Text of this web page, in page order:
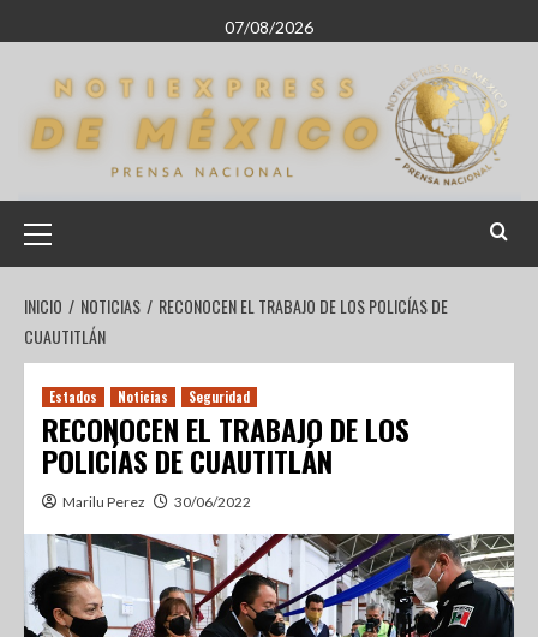
07/08/2026
INICIO NOTICIAS
RECONOCEN EL TRABAJO DE LOS POLICÍAS DE
CUAUTITLÁN
Estados Noticias Seguridad
RECONOCEN EL TRABAJO DE LOS
POLICÍAS DE CUAUTITLÁN
Marilu Perez 30/06/2022